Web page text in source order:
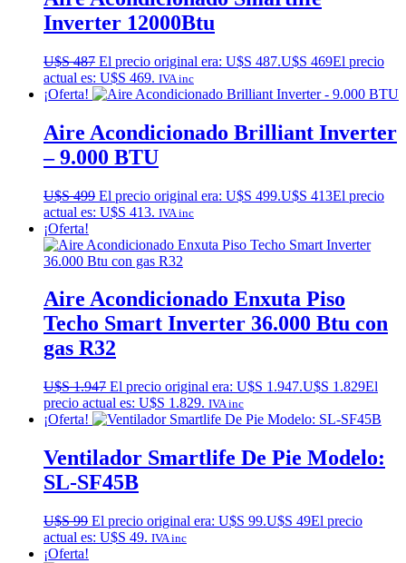
Inverter 12000Btu
U$S487 El precio original era: U$S 487.U$S 469El precio
actual es: U$S 469. IVA inc
¡Oferta!
Aire Acondicionado Brilliant Inverter
– 9.000 BTU
U$S499 El precio original era: U$S 499.U$S 413El precio
actual es: U$S 413. IVA inc
¡Oferta!
Aire Acondicionado Enxuta Piso
Techo Smart Inverter 36.000 Btu con
gas R32
U$S1.947 El precio original era: U$S 1.947.U$S 1.829El
precio actual es: U$S 1.829. IVA inc
¡Oferta!
Ventilador Smartlife De Pie Modelo:
SL-SF45B
U$S99 El precio original era: U$S 99.U$S 49El precio
actual es: U$S 49. IVA inc
¡Oferta!